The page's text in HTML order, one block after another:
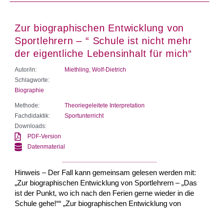
Zur biographischen Entwicklung von
Sportlehrern – “ Schule ist nicht mehr
der eigentliche Lebensinhalt für mich“
Autor/in:
Miethling, Wolf-Dietrich
Schlagworte:
Biographie
Methode:
Theoriegeleitete Interpretation
Fachdidaktik:
Sportunterricht
Downloads:
PDF-Version
Datenmaterial
Hinweis – Der Fall kann gemeinsam gelesen werden mit:
„Zur biographischen Entwicklung von Sportlehrern – „Das
ist der Punkt, wo ich nach den Ferien gerne wieder in die
Schule gehe!““ „Zur biographischen Entwicklung von